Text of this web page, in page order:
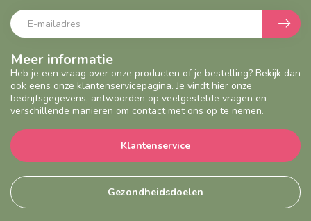
Meer informatie
Heb je een vraag over onze producten of je bestelling? Bekijk dan
ook eens onze klantenservicepagina. Je vindt hier onze
bedrijfsgegevens, antwoorden op veelgestelde vragen en
verschillende manieren om contact met ons op te nemen.
Klantenservice
Gezondheidsdoelen